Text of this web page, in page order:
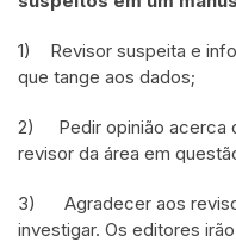
1) Revisor suspeita e
que tange aos dados;
2) Pedir opinião acerca
revisor da área em
3) Agradecer aos
investigar. Os editores